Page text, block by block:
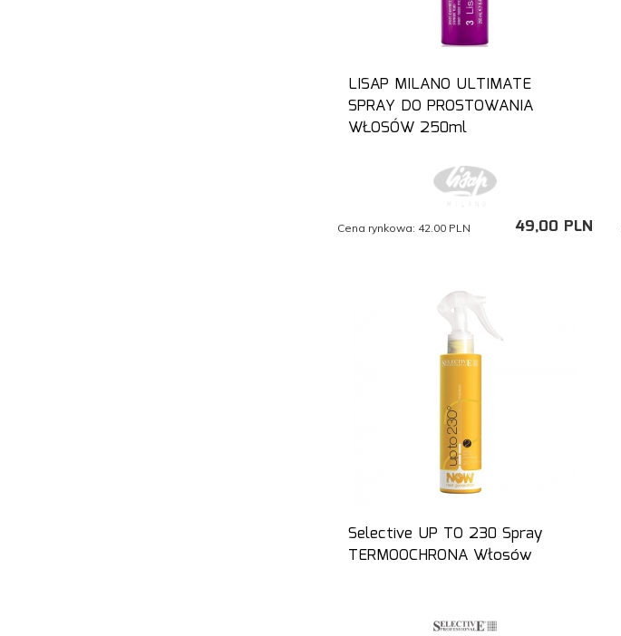
LISAP MILANO ULTIMATE
SPRAY DO PROSTOWANIA
WŁOSÓW 250ml
49,00 PLN
Cena rynkowa: 42.00 PLN
Selective UP TO 230 Spray
TERMOOCHRONA Włosów